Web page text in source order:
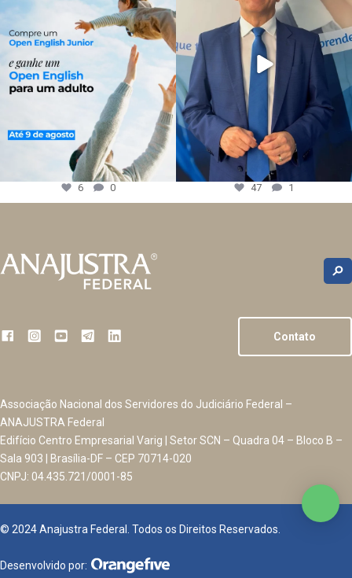
6 0 47 1
Contato
Associação Nacional dos Servidores do Judiciário Federal –
ANAJUSTRA Federal
Edifício Centro Empresarial Varig | Setor SCN – Quadra 04 – Bloco B –
Sala 903 | Brasília-DF – CEP 70714-020
CNPJ: 04.435.721/0001-85
© 2024 Anajustra Federal. Todos os Direitos Reservados.
Desenvolvido por: